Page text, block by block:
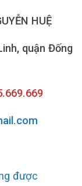
HUỆ
quận Đống
được